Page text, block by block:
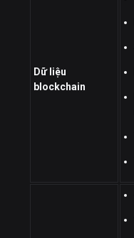
Dữ liệu
blockchain